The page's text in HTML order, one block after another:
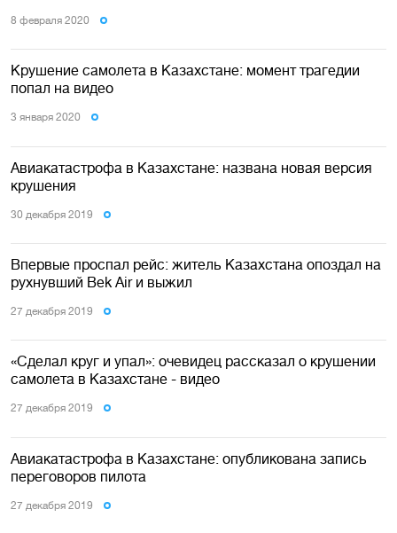
8 февраля 2020
Крушение самолета в Казахстане: момент трагедии
попал на видео
3 января 2020
Авиакатастрофа в Казахстане: названа новая версия
крушения
30 декабря 2019
Впервые проспал рейс: житель Казахстана опоздал на
рухнувший Bek Air и выжил
27 декабря 2019
«Сделал круг и упал»: очевидец рассказал о крушении
самолета в Казахстане - видео
27 декабря 2019
Авиакатастрофа в Казахстане: опубликована запись
переговоров пилота
27 декабря 2019